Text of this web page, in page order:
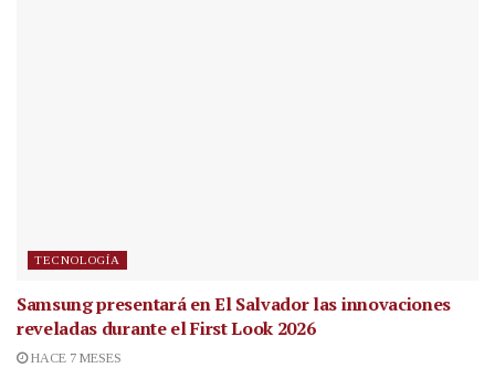
TECNOLOGÍA
Samsung presentará en El Salvador las innovaciones
reveladas durante el First Look 2026
HACE 7 MESES